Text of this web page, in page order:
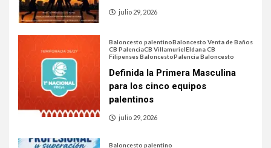
julio 29, 2026
Baloncesto palentinoBaloncesto Venta de Baños
CB PalenciaCB VillamurielEldana CB
Filipenses BaloncestoPalencia Baloncesto
Definida la Primera Masculina
para los cinco equipos
palentinos
julio 29, 2026
Baloncesto palentino